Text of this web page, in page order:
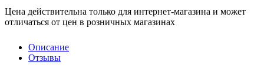
Цена действительна только для интернет-магазина и может
отличаться от цен в розничных магазинах
Описание
Отзывы